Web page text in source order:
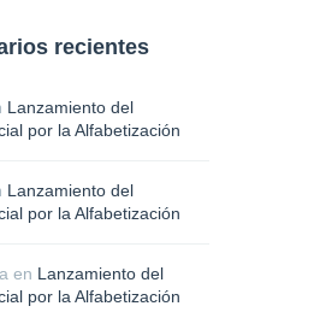
recientes
Lanzamiento del
por la Alfabetización
Lanzamiento del
por la Alfabetización
en Lanzamiento del
por la Alfabetización